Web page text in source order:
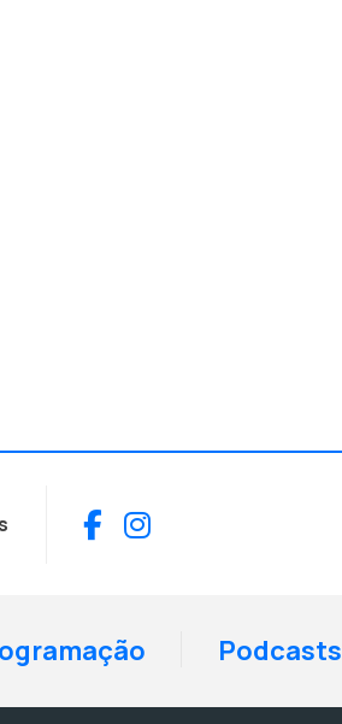
Facebook
Instagram
Podcasts